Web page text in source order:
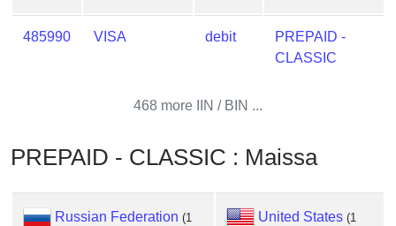
Generate
Credit
Card
Service
485990 VISA debit
PREPAID -
CLASSIC
468 more IIN / BIN ...
PREPAID - CLASSIC : Maissa
Russian Federation (1
United States (1